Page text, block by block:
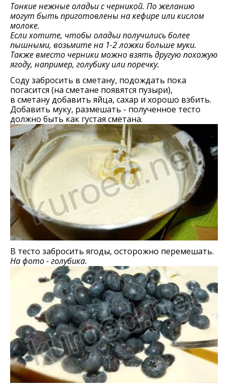
Тонкие нежные оладьи с черникой. По желанию
могут быть приготовлены на кефире или кислом
молоке.
Если хотите, чтобы оладьи получились более
пышными, возьмите на 1-2 ложки больше муки.
Также вместо черники можно взять другую похожую
ягоду, например, голубику или поречку.
Соду забросить в сметану, подождать пока
погасится (на сметане появятся пузыри),
в сметану добавить яйца, сахар и хорошо взбить.
Добавить муку, размешать - полученное тесто
должно быть как густая сметана.
В тесто забросить ягоды, осторожно перемешать.
На фото - голубика.